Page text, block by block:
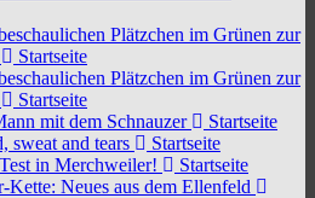
Plätzchen im Grünen zur
Startseite
Plätzchen im Grünen zur
Startseite
mit dem Schnauzer
Startseite
sweat and tears
Startseite
in Merchweiler!
Startseite
Kette: Neues aus dem Ellenfeld